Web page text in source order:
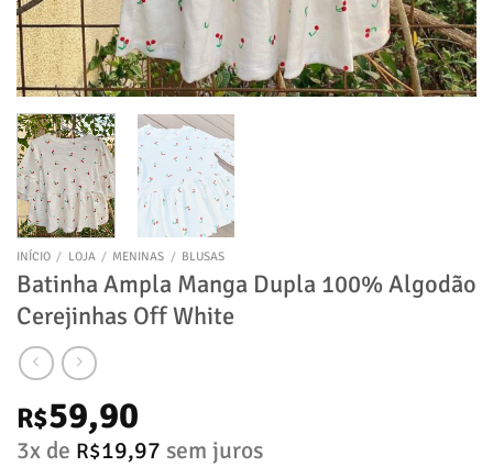
INÍCIO / LOJA / MENINAS / BLUSAS
Batinha Ampla Manga Dupla 100% Algodão
Cerejinhas Off White
R$59,90
3x de R$19,97 sem juros